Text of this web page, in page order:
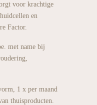
voor krachtige
en
Factor.
met name bij
1 x per maand
thuisproducten.